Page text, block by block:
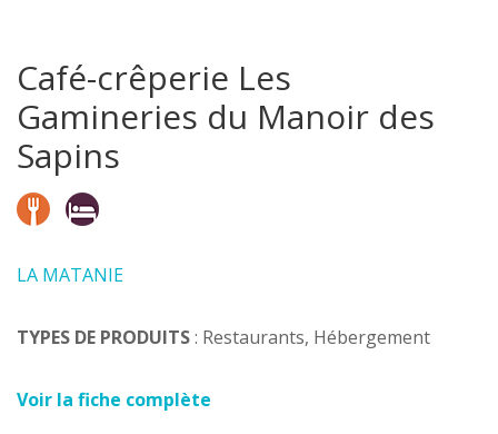
Café-crêperie Les
Gamineries du Manoir des
Sapins
LA MATANIE
TYPES DE PRODUITS: Restaurants, Hébergement
Voir la fiche complète